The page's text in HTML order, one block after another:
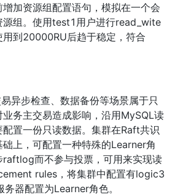
加资源组配置语句，模拟在一个会
源组。使用test1用户进行read_wite
到20000RU后趋于稳定，符合
异步检查、数据备份等场景属于只
务主交易造成影响，沿用MySQL读
置一份只读数据。集群在Raft共识
上，可配置一种特殊的Learner角
raftlog而不参与投票，可用来实现读
rules，将集群中配置有logic3
器配置为Learner角色。